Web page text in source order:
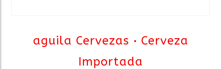
aguila Cervezas
Cerveza
Importada